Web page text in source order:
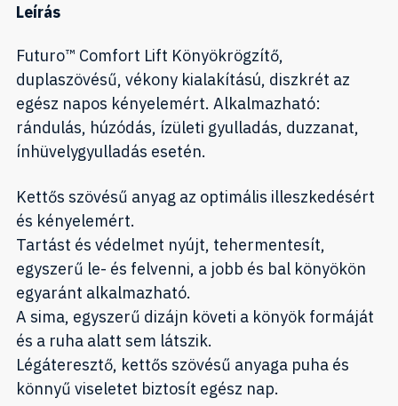
Leírás
Futuro™ Comfort Lift Könyökrögzítő,
duplaszövésű, vékony kialakítású, diszkrét az
egész napos kényelemért. Alkalmazható:
rándulás, húzódás, ízületi gyulladás, duzzanat,
ínhüvelygyulladás esetén.
Kettős szövésű anyag az optimális illeszkedésért
és kényelemért.
Tartást és védelmet nyújt, tehermentesít,
egyszerű le- és felvenni, a jobb és bal könyökön
egyaránt alkalmazható.
A sima, egyszerű dizájn követi a könyök formáját
és a ruha alatt sem látszik.
Légáteresztő, kettős szövésű anyaga puha és
könnyű viseletet biztosít egész nap.